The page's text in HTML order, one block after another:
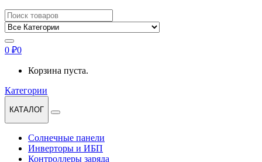
Найти:
0 ₽0
Корзина пуста.
Категории
КАТАЛОГ
Солнечные панели
Инверторы и ИБП
Контроллеры заряда